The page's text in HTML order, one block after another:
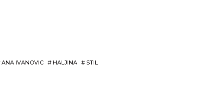
ANA IVANOVIC #HALJINA # STIL